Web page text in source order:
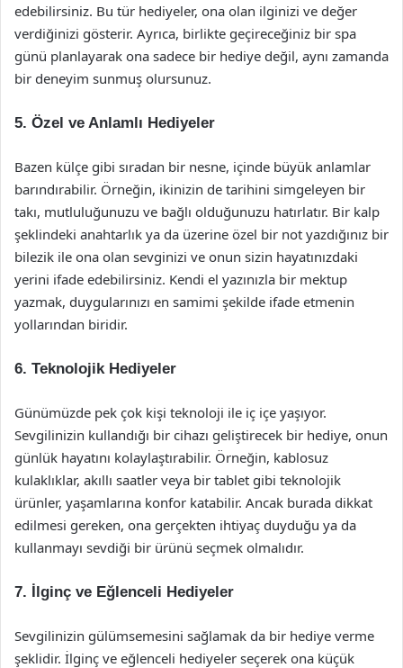
edebilirsiniz. Bu tür hediyeler, ona olan ilginizi ve değer
verdiğinizi gösterir. Ayrıca, birlikte geçireceğiniz bir spa
günü planlayarak ona sadece bir hediye değil, aynı zamanda
bir deneyim sunmuş olursunuz.
5. Özel ve Anlamlı Hediyeler
Bazen külçe gibi sıradan bir nesne, içinde büyük anlamlar
barındırabilir. Örneğin, ikinizin de tarihini simgeleyen bir
takı, mutluluğunuzu ve bağlı olduğunuzu hatırlatır. Bir kalp
şeklindeki anahtarlık ya da üzerine özel bir not yazdığınız bir
bilezik ile ona olan sevginizi ve onun sizin hayatınızdaki
yerini ifade edebilirsiniz. Kendi el yazınızla bir mektup
yazmak, duygularınızı en samimi şekilde ifade etmenin
yollarından biridir.
6. Teknolojik Hediyeler
Günümüzde pek çok kişi teknoloji ile iç içe yaşıyor.
Sevgilinizin kullandığı bir cihazı geliştirecek bir hediye, onun
günlük hayatını kolaylaştırabilir. Örneğin, kablosuz
kulaklıklar, akıllı saatler veya bir tablet gibi teknolojik
ürünler, yaşamlarına konfor katabilir. Ancak burada dikkat
edilmesi gereken, ona gerçekten ihtiyaç duyduğu ya da
kullanmayı sevdiği bir ürünü seçmek olmalıdır.
7. İlginç ve Eğlenceli Hediyeler
Sevgilinizin gülümsemesini sağlamak da bir hediye verme
şeklidir. İlginç ve eğlenceli hediyeler seçerek ona küçük